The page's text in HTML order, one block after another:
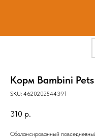
Корм Bambini
SKU: 4620202544391
310 р.
Сбалансированный